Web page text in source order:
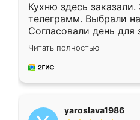
Кухню здесь
телеграмм. Выбрали
Согласовали день для
недели кухня была уже
довольны работой.
мебель за
Читать полностью
yaroslava1986